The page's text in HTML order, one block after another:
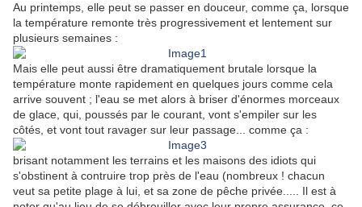
Au printemps, elle peut se passer en douceur, comme ça, lorsque
la température remonte très progressivement et lentement sur
plusieurs semaines :
Mais elle peut aussi être dramatiquement brutale lorsque la
température monte rapidement en quelques jours comme cela
arrive souvent ; l'eau se met alors à briser d'énormes morceaux
de glace, qui, poussés par le courant, vont s'empiler sur les
côtés, et vont tout ravager sur leur passage... comme ça :
brisant notamment les terrains et les maisons des idiots qui
s'obstinent à contruire trop près de l'eau (nombreux ! chacun
veut sa petite plage à lui, et sa zone de pêche privée..... Il est à